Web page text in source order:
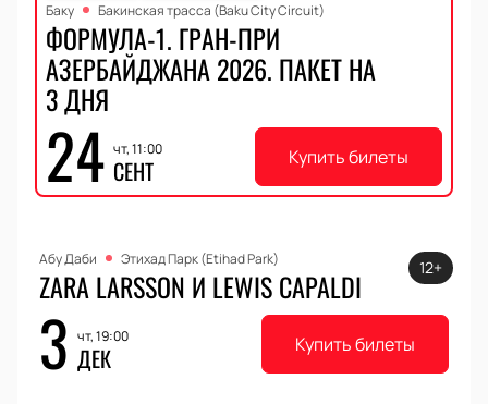
Баку
Бакинская трасса (Baku City Circuit)
ФОРМУЛА-1. ГРАН-ПРИ
АЗЕРБАЙДЖАНА 2026. ПАКЕТ НА
3 ДНЯ
24 чт, 11:00
СЕНТ Купить билеты
Абу Даби Этихад Парк (Etihad Park)
ZARA LARSSON И LEWIS CAPALDI
3 чт, 19:00
ДЕК
12+
Купить билеты